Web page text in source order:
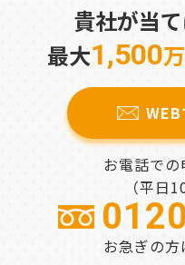
貴社が当
最大1,500
WEB
お電話で
（平日
お急ぎの